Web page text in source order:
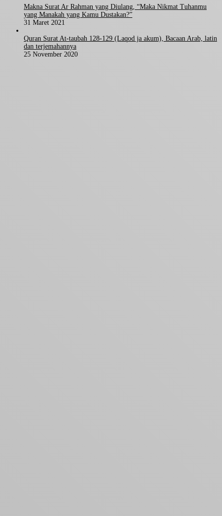
Makna Surat Ar Rahman yang Diulang, “Maka Nikmat Tuhanmu
yang Manakah yang Kamu Dustakan?”
31 Maret 2021
Quran Surat At-taubah 128-129 (Laqod ja akum), Bacaan Arab, latin
dan terjemahannya
25 November 2020